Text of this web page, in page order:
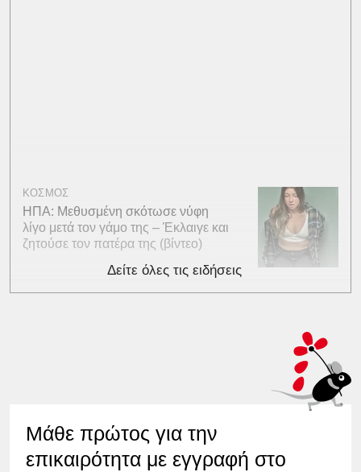
ΚΟΣΜΟΣ
ΗΠΑ: Μεθυσμένη σκότωσε νύφη
λίγο μετά τον γάμο της – Έκλαιγε και
ζητούσε τον πατέρα της (βίντεο)
Δείτε όλες τις ειδήσεις
Μάθε πρώτος για την
επικαιρότητα με εγγραφή στο